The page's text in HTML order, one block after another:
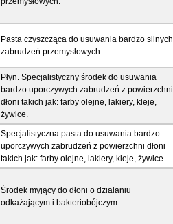
Pasta czyszcząca do usuwania bardzo silnych
zabrudzeń przemysłowych.
Płyn. Specjalistyczny środek do usuwania
bardzo uporczywych zabrudzeń z powierzchni
dłoni takich jak: farby olejne, lakiery, kleje,
żywice.
Specjalistyczna pasta do usuwania bardzo
uporczywych zabrudzeń z powierzchni dłoni
takich jak: farby olejne, lakiery, kleje, żywice.
Środek myjący do dłoni o działaniu
odkażającym i bakteriobójczym.